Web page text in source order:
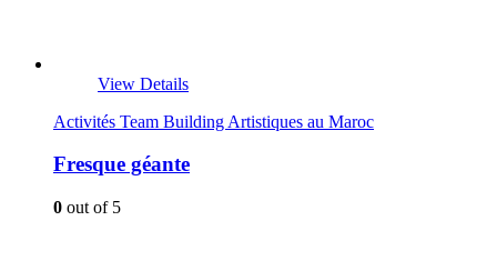
View Details
Activités Team Building Artistiques au Maroc
Fresque géante
0 out of 5